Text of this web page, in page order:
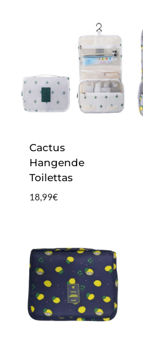
Cactus
Hangende
Toilettas
18,99€